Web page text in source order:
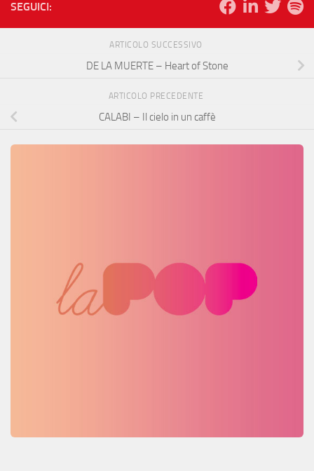
SEGUICI:
ARTICOLO SUCCESSIVO
DE LA MUERTE – Heart of Stone
ARTICOLO PRECEDENTE
CALABI – Il cielo in un caffè